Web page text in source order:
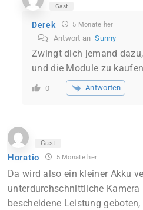
Gast
Derek 5 Monate her
Antwort anSunny
Zwingt dich jemand
und die Module zu
0 Antworten
Gast
Horatio 5 Monate her
Da wird also ein kleiner Akku
unterdurchschnittliche
bescheidene Leistung geboten,